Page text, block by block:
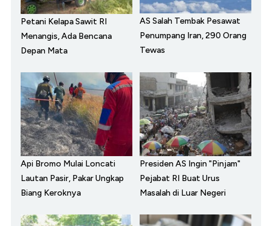
Petani Kelapa Sawit RI
Menangis, Ada Bencana
Depan Mata
AS Salah Tembak Pesawat
Penumpang Iran, 290 Orang
Tewas
Api Bromo Mulai Loncati
Lautan Pasir, Pakar Ungkap
Biang Keroknya
Presiden AS Ingin "Pinjam"
Pejabat RI Buat Urus
Masalah di Luar Negeri